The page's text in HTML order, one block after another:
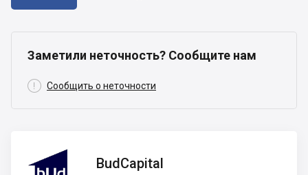
Заметили неточность? Сообщите нам
 Сообщить о неточности
BudCapital
BudCapital